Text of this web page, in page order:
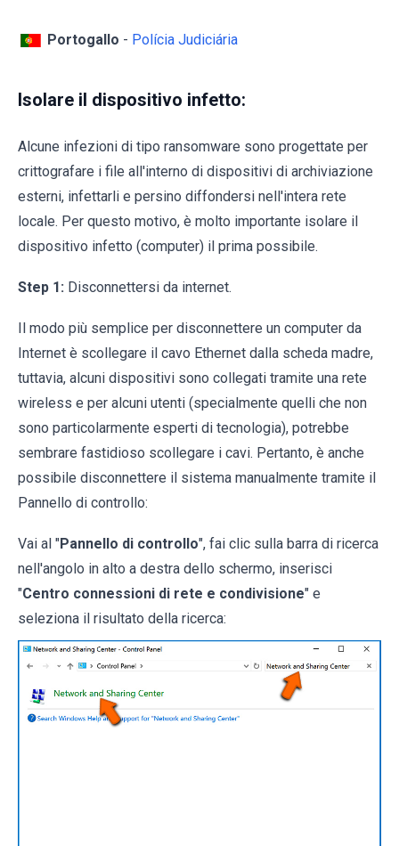
Portogallo - Polícia Judiciária
Isolare il dispositivo infetto:
Alcune infezioni di tipo ransomware sono progettate per
crittografare i file all'interno di dispositivi di archiviazione
esterni, infettarli e persino diffondersi nell'intera rete
locale. Per questo motivo, è molto importante isolare il
dispositivo infetto (computer) il prima possibile.
Step 1: Disconnettersi da internet.
Il modo più semplice per disconnettere un computer da
Internet è scollegare il cavo Ethernet dalla scheda madre,
tuttavia, alcuni dispositivi sono collegati tramite una rete
wireless e per alcuni utenti (specialmente quelli che non
sono particolarmente esperti di tecnologia), potrebbe
sembrare fastidioso scollegare i cavi. Pertanto, è anche
possibile disconnettere il sistema manualmente tramite il
Pannello di controllo:
Vai al "Pannello di controllo", fai clic sulla barra di ricerca
nell'angolo in alto a destra dello schermo, inserisci
"Centro connessioni di rete e condivisione" e
seleziona il risultato della ricerca: